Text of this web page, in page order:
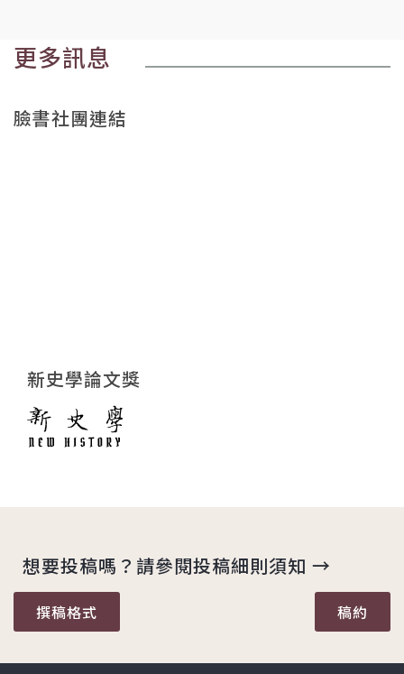
更多訊息
臉書社團連結
新史學論文獎
想要投稿嗎？請參閱投稿細則須知 →
撰稿格式 稿約